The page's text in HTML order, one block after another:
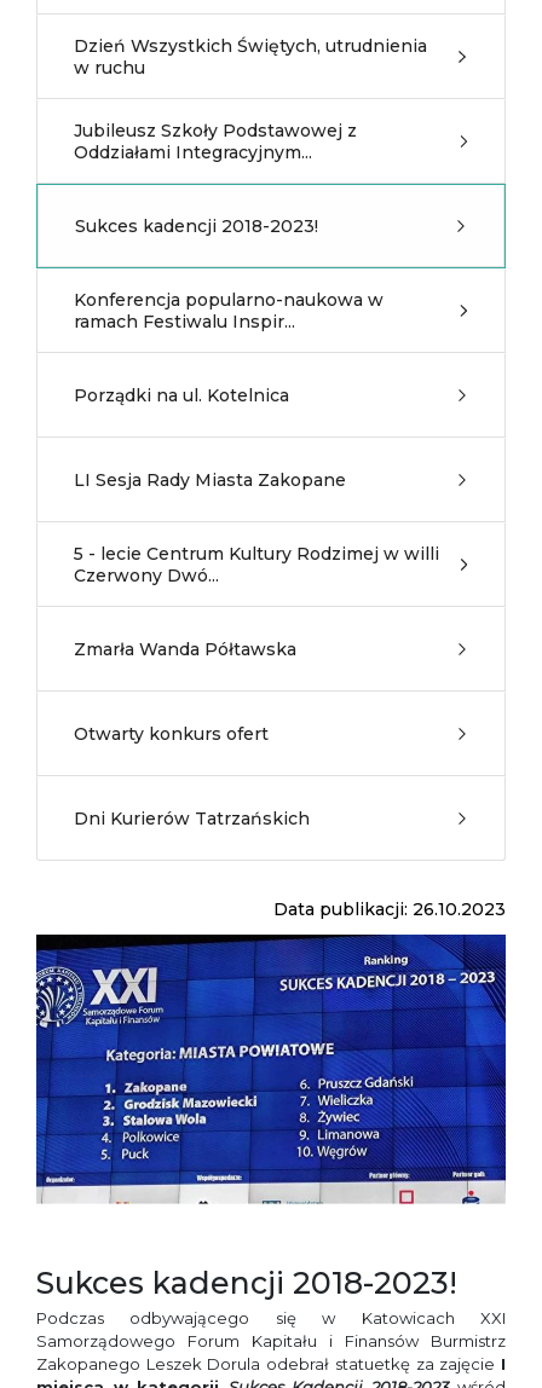
Dzień Wszystkich Świętych, utrudnienia
w ruchu
Jubileusz Szkoły Podstawowej z
Oddziałami Integracyjnym...
Sukces kadencji 2018-2023!
Konferencja popularno-naukowa w
ramach Festiwalu Inspir...
Porządki na ul. Kotelnica
LI Sesja Rady Miasta Zakopane
5 - lecie Centrum Kultury Rodzimej w willi
Czerwony Dwó...
Zmarła Wanda Półtawska
Otwarty konkurs ofert
Dni Kurierów Tatrzańskich
Data publikacji: 26.10.2023
Sukces kadencji 2018-2023!
Podczas odbywającego się w Katowicach XXI
Samorządowego Forum Kapitału i Finansów Burmistrz
Zakopanego Leszek Dorula odebrał statuetkę za zajęcie I